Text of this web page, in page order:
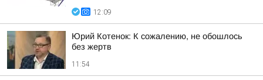
12:09
Юрий Котенок: К сожалению, не обошлось
без жертв
11:54